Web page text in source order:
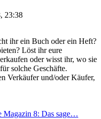
23:38
ihr ein Buch oder ein Heft?
Löst ihr eure
oder wisst ihr, wo sie
solche Geschäfte.
Verkäufer und/oder Käufer,
Magazin 8: Das sage…